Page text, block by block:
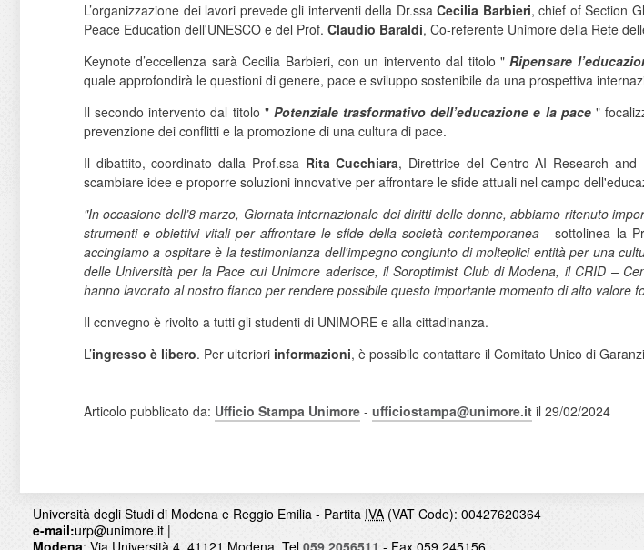
L’organizzazione dei lavori prevede gli interventi della Dr.ssaCecilia Barbieri, chief of Section
Peace Education dell'UNESCO e del Prof. Claudio Baraldi, Co-referente Unimore della Rete
Keynote d’eccellenza sarà Cecilia Barbieri, con un intervento dal titolo " Ripensare
quale approfondirà le questioni di genere, pace e sviluppo sostenibile da una prospettiva
Il secondo intervento dal titolo " Potenziale trasformativo dell’educazione e la pace "
prevenzione dei conflitti e la promozione di una cultura di pace.
Il dibattito, coordinato dalla Prof.ssa Rita Cucchiara, Direttrice del Centro AI Research
scambiare idee e proporre soluzioni innovative per affrontare le sfide attuali nel campo
"In occasione dell’8 marzo, Giornata internazionale dei diritti delle donne, abbiamo ritenuto
strumenti e obiettivi vitali per affrontare le sfide della società contemporanea- sottolinea la
accingiamo a ospitare è la testimonianza dell'impegno congiunto di molteplici entità per una
delle Università per la Pace cui Unimore aderisce, il Soroptimist Club di Modena, il CRID –
hanno lavorato al nostro fianco per rendere possibile questo importante momento di alto valore
Il convegno è rivolto a tutti gli studenti di UNIMORE e alla cittadinanza.
L’ingresso è libero. Per ulteriori informazioni, è possibile contattare il Comitato Unico di
Articolo pubblicato da: Ufficio Stampa Unimore - ufficiostampa@unimore.it il 29/02/2024
Università degli Studi di Modena e Reggio Emilia - Partita IVA (VAT Code): 00427620364
e-mail:urp@unimore.it |